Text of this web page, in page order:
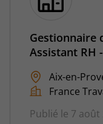
Gestionnaire
Assistant RH
Aix-en-
France
Publié le 7 août